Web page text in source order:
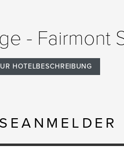
- Fairmont
HOTELBESCHREIBUNG